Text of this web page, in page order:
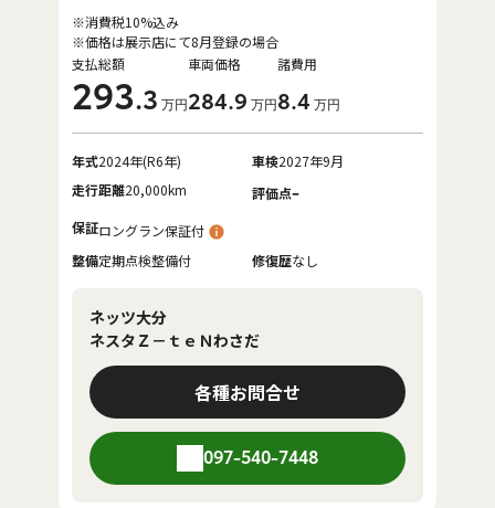
支払総額
293.3 万円
車両価格
284.9 万円
諸費用
8.4 万円
※消費税10%込み
※価格は展示店にて8月登録の場合
年式2024年(R6年) 車検2027年9月
走行距離20,000km 評価点-
保証ロングラン保証付
整備定期点検整備付 修復歴なし
ネッツ大分
ネスタＺ－ｔｅＮわさだ
各種お問合せ
097-540-7448